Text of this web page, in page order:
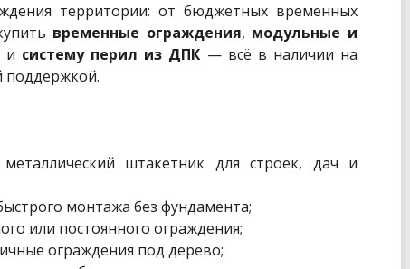
территории: от бюджетных временных
временные ограждения, модульные и
и систему перил из ДПК — всё в наличии на
поддержкой.
штакетник для строек, дач и
монтажа без фундамента;
или постоянного ограждения;
ограждения под дерево;